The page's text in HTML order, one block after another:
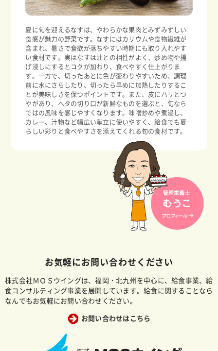
夏に旬を迎えるなすは、やわらかな果肉とみずみずしい
食感が魅力の野菜です。なすにはカリウムや食物繊維が
含まれ、暑さで食欲が落ちやすい時期にも取り入れやす
い食材です。実はなすは油との相性がよく、炒め物や揚
げ浸しにするとコクが加わり、食べやすく仕上がりま
す。一方で、切ったあとに色が変わりやすいため、調理
前に水にさらしたり、切ったら早めに加熱したりするこ
とが美味しさを保つポイントです。また、皮にハリとつ
やがあり、ヘタの切り口が新鮮なものを選ぶと、旬なら
ではの風味を感じやすくなります。味噌炒めや煮浸し、
カレー、汁物など幅広い献立に使いやすく、給食でも夏
らしい彩りと食べやすさを添えてくれる旬の食材です。
お気軽にお問い合わせください
株式会社ＭＯＳウイングは、福岡・北九州を中心に、給食事業、給
食コンサルティング事業を展開しています。給食に関することなら
なんでもお気軽にお問い合わせください。
お問い合わせはこちら